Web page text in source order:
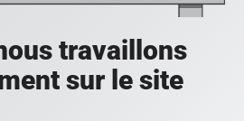
travaillons
sur le site